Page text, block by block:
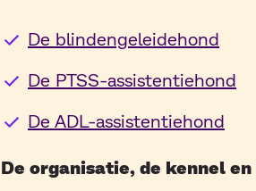
De blindengeleidehond
De PTSS-assistentiehond
De ADL-assistentiehond
De organisatie, de kennel